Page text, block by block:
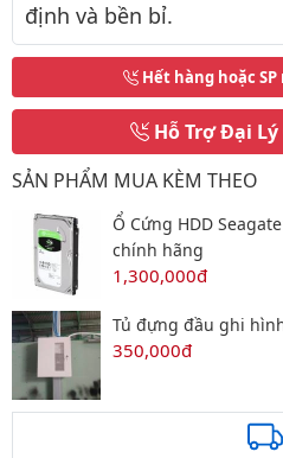
định và bền bỉ.
Hết hàng hoặc
Hỗ Trợ Đại Lý
SẢN PHẨM MUA KÈM THEO
Ổ Cứng HDD
chính hãng
1,300,000đ
Tủ đựng đầu ghi
350,000đ